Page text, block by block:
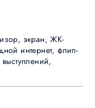
экран, ЖК-
интернет, флип-